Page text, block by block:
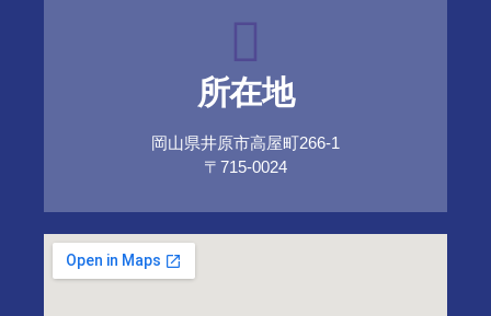
所在地
岡山県井原市高屋町266-1
〒715-0024